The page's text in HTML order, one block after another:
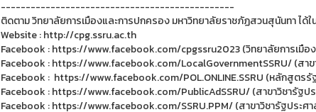
-----------------------------------------------
ติดตาม วิทยาลัยการเมืองและการปกครอง มหาวิทยาลัยราชภัฏสวนสุนันทา ได้
Website : http://cpg.ssru.ac.th
Facebook : https://www.facebook.com/cpgssru2023 (วิทยาลัยการเมือ
Facebook : https://www.facebook.com/LocalGovernmentSSRU/ (สา
Facebook : https://www.facebook.com/POL.ONLINE.SSRU (หลักสูตร
Facebook : https://www.facebook.com/PublicAdSSRU/ (สาขาวิชารัฐป
Facebook : https://www.facebook.com/SSRU.PPM/ (สาขาวิชารัฐประศ